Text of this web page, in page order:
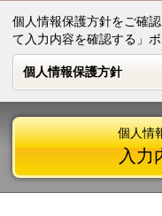
個人情報保護方針をご確
て入力内容を確認する」
個人情報保護方針
個人情報保護方針
個人情
入力